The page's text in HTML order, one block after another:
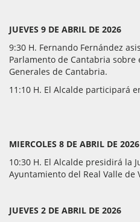
JUEVES 9 DE ABRIL DE 2026
9:30 H. Fernando Fernández
Parlamento de Cantabria
Generales de Cantabria.
11:10 H. El Alcalde participará
MIERCOLES 8 DE ABRIL DE 2026
10:30 H. El Alcalde presidirá la
Ayuntamiento del Real Valle de
JUEVES 2 DE ABRIL DE 2026